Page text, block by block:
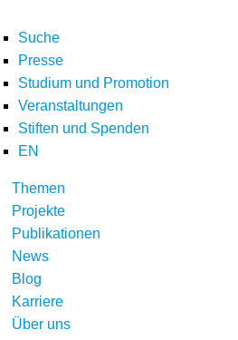
Suche
Presse
Studium und Promotion
Veranstaltungen
Stiften und Spenden
EN
Themen
Projekte
Publikationen
News
Blog
Karriere
Über uns
Home E-Letter Newsletter Dezember 2018
Teilen